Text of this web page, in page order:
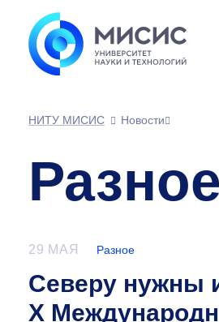
НИТУ МИСИС Новости
Разное
29 МАЯ Разное
Северу нужны
X